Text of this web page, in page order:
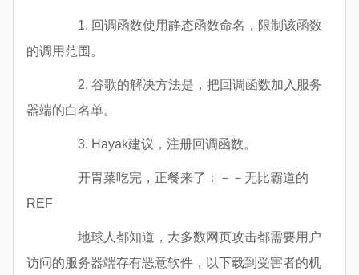
1. 回调函数使用静态函数命名，限制该函数
的调用范围。
2. 谷歌的解决方法是，把回调函数加入服务
器端的白名单。
3. Hayak建议，注册回调函数。
开胃菜吃完，正餐来了：－－无比霸道的
REF
地球人都知道，大多数网页攻击都需要用户
访问的服务器端存有恶意软件，以下载到受害者的机